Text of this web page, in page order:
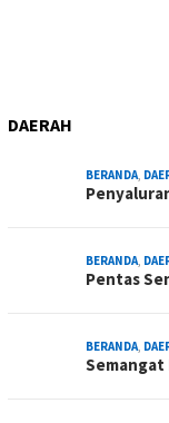
DAERAH
BERANDA,
BERANDA,
Pentas
BERANDA,
Semangat